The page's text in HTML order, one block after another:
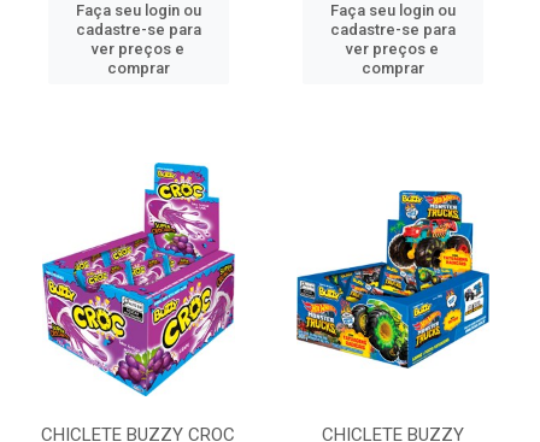
Faça seu login ou
cadastre-se para
ver preços e
comprar
Faça seu login ou
cadastre-se para
ver preços e
comprar
CHICLETE BUZZY CROC
CHICLETE BUZZY